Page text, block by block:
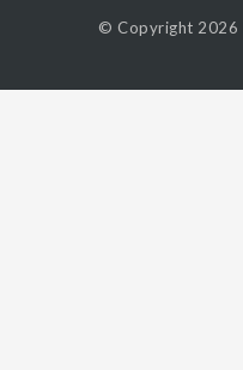
© Copyright 2026